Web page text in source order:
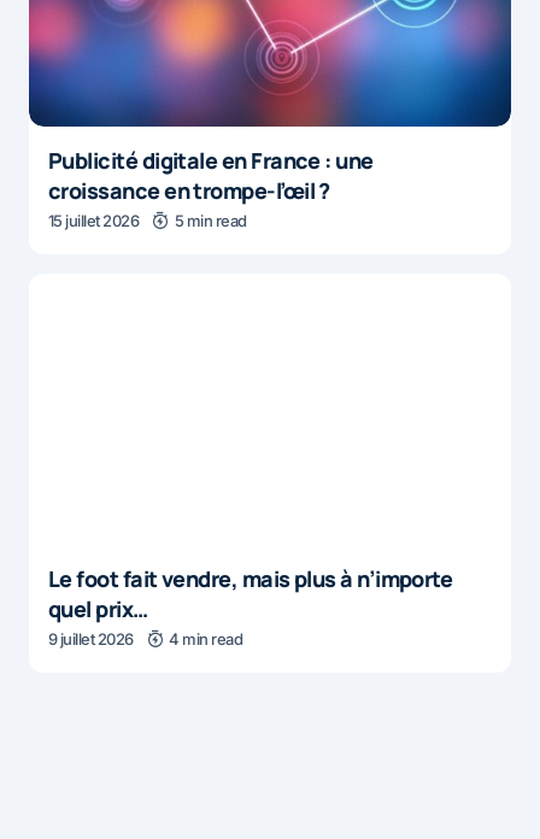
Publicité digitale en France : une
croissance en trompe-l’œil ?
15 juillet 2026 5 min read
Le foot fait vendre, mais plus à n’importe
quel prix…
9 juillet 2026 4 min read